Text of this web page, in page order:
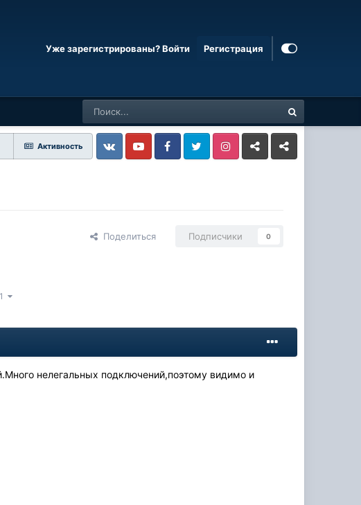
Уже зарегистрированы? Войти Регистрация
Активность
VkontakteYouTube FacebookTwitter InstagramLivejournalOdnoklassniki
Поделиться Подписчики 0
нелегальных подключений,поэтому видимо и